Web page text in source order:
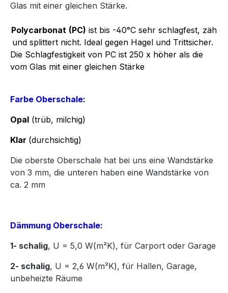
Glas mit einer gleichen Stärke.
Polycarbonat (PC) ist bis -40°C sehr schlagfest, zäh
und splittert nicht. Ideal gegen Hagel und Trittsicher.
Die Schlagfestigkeit von PC ist 250 x höher als die
vom Glas mit einer gleichen Stärke
Farbe Oberschale:
Opal (trüb, milchig)
Klar (durchsichtig)
Die oberste Oberschale hat bei uns eine Wandstärke
von 3 mm, die unteren haben eine Wandstärke von
ca. 2 mm
Dämmung Oberschale:
1- schalig, U = 5,0 W(m²K), für Carport oder Garage
2- schalig, U = 2,6 W(m²K), für Hallen, Garage,
unbeheizte Räume